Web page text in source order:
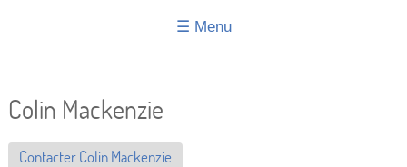
☰ Menu
Colin Mackenzie
Contacter Colin Mackenzie